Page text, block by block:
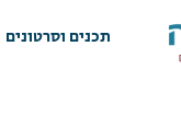
תכנים וסרטונים